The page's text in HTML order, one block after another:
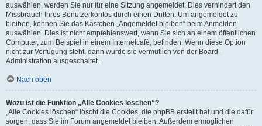
auswählen, werden Sie nur für eine Sitzung angemeldet. Dies verhindert den
Missbrauch Ihres Benutzerkontos durch einen Dritten. Um angemeldet zu
bleiben, können Sie das Kästchen „Angemeldet bleiben“ beim Anmelden
auswählen. Dies ist nicht empfehlenswert, wenn Sie sich an einem öffentlichen
Computer, zum Beispiel in einem Internetcafé, befinden. Wenn diese Option
nicht zur Verfügung steht, dann wurde sie vermutlich von der Board-
Administration ausgeschaltet.
Nach oben
Wozu ist die Funktion „Alle Cookies löschen“?
„Alle Cookies löschen“ löscht die Cookies, die phpBB erstellt hat und die dafür
sorgen, dass Sie im Forum angemeldet bleiben. Außerdem ermöglichen